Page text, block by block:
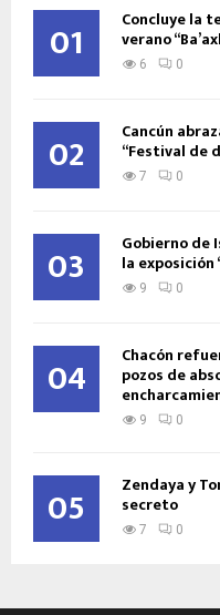
01 Concluye la
verano
6 0
02 Cancún
“Festival de
7 0
03 Gobierno
la exposición
9 0
04 Chacón
pozos de
9 0
05 Zendaya y
secreto
7 0